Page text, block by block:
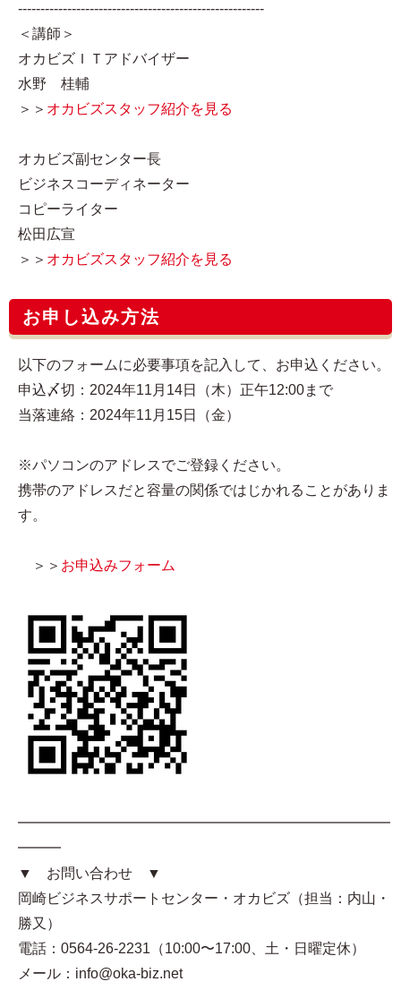
-------------------------------------------------------
＜講師＞
オカビズＩＴアドバイザー
水野 桂輔
＞＞ オカビズスタッフ紹介を見る
オカビズ副センター長
ビジネスコーディネーター
コピーライター
松田広宣
＞＞ オカビズスタッフ紹介を見る
お申し込み方法
以下のフォームに必要事項を記入して、お申込ください。
申込〆切：2024年11月14日（木）正午12:00まで
当落連絡：2024年11月15日（金）
※パソコンのアドレスでご登録ください。
携帯のアドレスだと容量の関係ではじかれることがありま
す。
＞＞ お申込みフォーム
━━━━━━━━━━━━━━━━━━━━━━━━━━
━━━
▼ お問い合わせ ▼
岡崎ビジネスサポートセンター・オカビズ（担当：内山・
勝又）
電話：0564-26-2231（10:00〜17:00、土・日曜定休）
メール：info@oka-biz.net